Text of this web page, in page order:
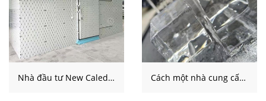
Nhà đầu tư New Caledonia đánh giá giải pháp kho lạnh cho cơ sở cho thuê Cách một nhà cung cấp khách sạn Ấn Độ đánh giá khối đá trong suốt cho một dự án kinh doanh mới